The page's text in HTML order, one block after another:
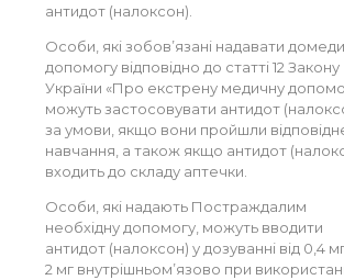
антидот (налоксон).
Особи, які зобов’язані надавати
допомогу відповідно до статті 12 Закону
України «Про екстрену медичну
можуть застосовувати антидот
за умови, якщо вони пройшли
навчання, а також якщо антидот
входить до складу аптечки.
Особи, які надають Постраждалим
необхідну допомогу, можуть вводити
антидот (налоксон) у дозуванні від 0,4
2 мг внутрішньом’язово при